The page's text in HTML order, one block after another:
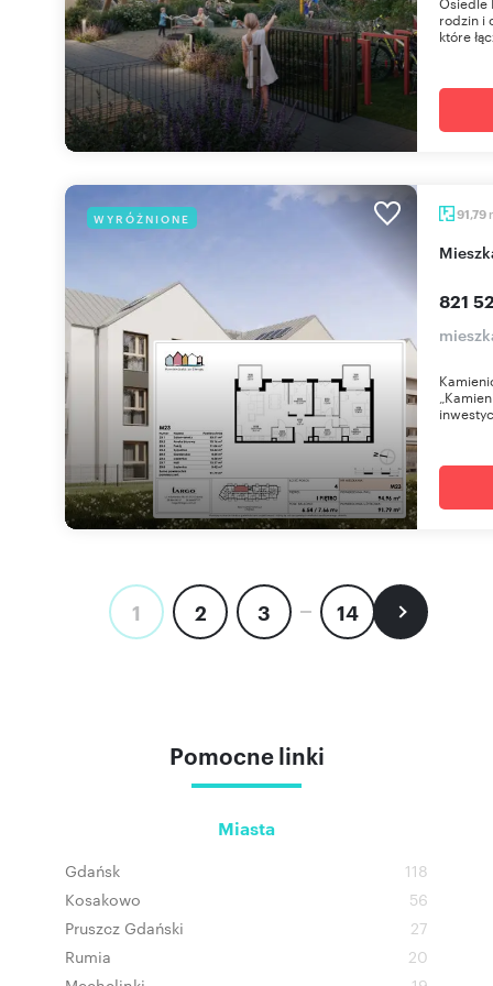
rodzin i
które
WYRÓŻNIONE 91,79
821
1 2 3 14
Pomocne linki
Miasta
Gdańsk
118
Kosakowo
56
Pruszcz Gdański
27
Rumia
20